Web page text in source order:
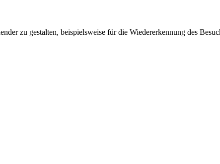
zu gestalten, beispielsweise für die Wiedererkennung des